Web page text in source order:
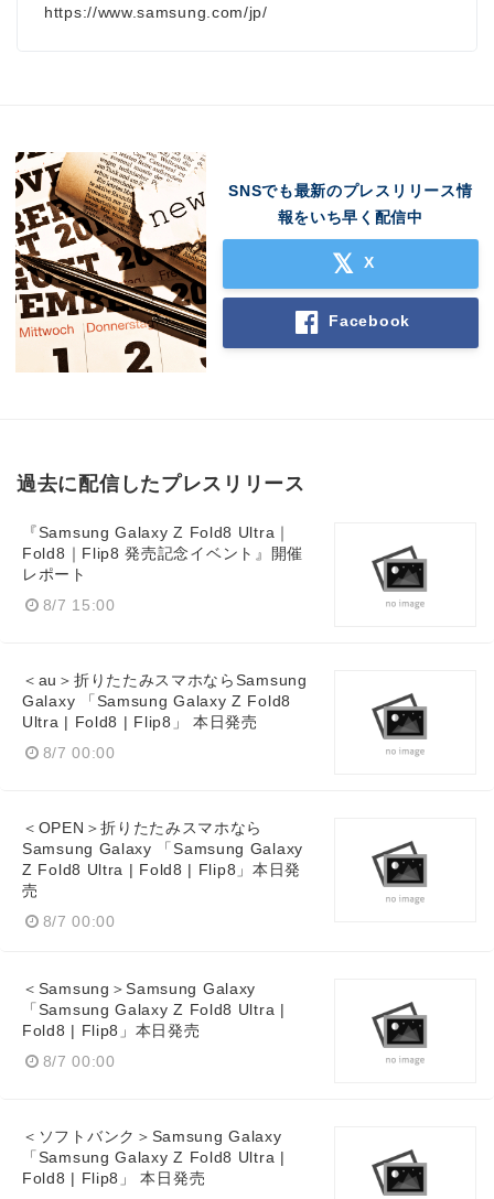
https://www.samsung.com/jp/
SNSでも最新のプレスリリース情
報をいち早く配信中
X
Facebook
過去に配信したプレスリリース
『Samsung Galaxy Z Fold8 Ultra｜
Fold8｜Flip8 発売記念イベント』開催
レポート
8/7 15:00
＜au＞折りたたみスマホならSamsung
Galaxy 「Samsung Galaxy Z Fold8
Ultra | Fold8 | Flip8」 本日発売
8/7 00:00
＜OPEN＞折りたたみスマホなら
Samsung Galaxy 「Samsung Galaxy
Z Fold8 Ultra | Fold8 | Flip8」本日発
売
8/7 00:00
＜Samsung＞Samsung Galaxy
「Samsung Galaxy Z Fold8 Ultra |
Fold8 | Flip8」本日発売
8/7 00:00
＜ソフトバンク＞Samsung Galaxy
「Samsung Galaxy Z Fold8 Ultra |
Fold8 | Flip8」 本日発売